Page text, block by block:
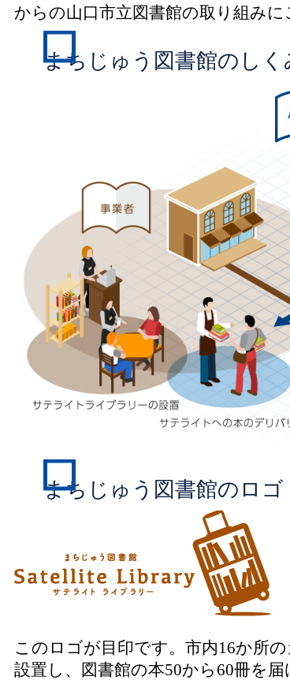
からの山口市立図書館の取り組みに
まちじゅう図書館のしく
まちじゅう図書館のロゴ
このロゴが目印です。市内16か所
設置し、図書館の本50から60冊を届